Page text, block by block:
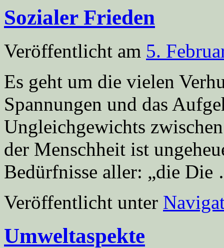
Sozialer Frieden
Veröffentlicht am 5.
Es geht um die vielen
Spannungen und das
Ungleichgewichts
der Menschheit ist
Bedürfnisse aller: „die
Veröffentlicht unter
Umweltaspekte